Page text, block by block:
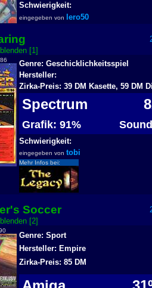
Schwierigkeit:
eingegeben von lero50
[1]
Genre: Geschicklichkeitsspiel
Hersteller:
Zirka-Preis: 39 DM Kasette, 59 DM
Spectrum
Grafik: 91%
Schwierigkeit:
eingegeben von tobi
Mehr Infos bei:
Soccer
[2]
Genre: Sport
Hersteller: Empire
Zirka-Preis: 85 DM